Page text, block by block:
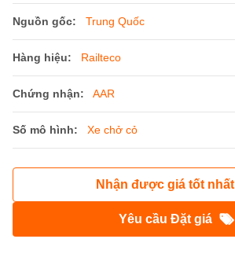
Nguồn gốc: Trung Quốc
Hàng hiệu: Railteco
Chứng nhận: AAR
Số mô hình: Xe chở cỏ
Nhận được giá tốt nhất
Yêu cầu Đặt giá